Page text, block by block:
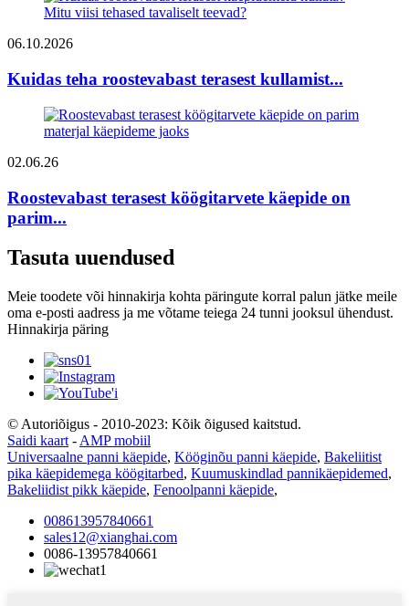
06.10.2026
Kuidas teha roostevabast terasest kullamist...
02.06.26
Roostevabast terasest köögitarvete käepide on
parim...
Tasuta uuendused
Meie toodete või hinnakirja kohta päringute korral palun jätke meile
oma e-posti aadress ja me võtame teiega 24 tunni jooksul ühendust.
Hinnakirja päring
© Autoriõigus - 2010-2023: Kõik õigused kaitstud.
Saidi kaart - AMP mobiil
Universaalne panni käepide, Kööginõu panni käepide, Bakeliitist
pika käepidemega köögitarbed, Kuumuskindlad pannikäepidemed,
Bakeliidist pikk käepide, Fenoolpanni käepide,
008613957840661
sales12@xianghai.com
0086-13957840661